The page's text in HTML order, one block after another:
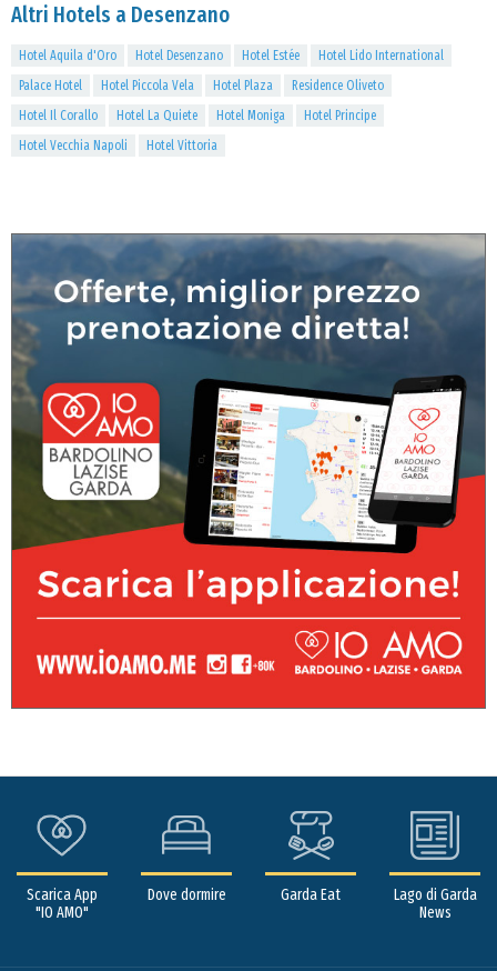
Altri Hotels a Desenzano
Hotel Aquila d'Oro Hotel Desenzano Hotel Estée
Hotel Lido International
Palace Hotel
Hotel Piccola Vela Hotel Plaza
Residence Oliveto
Hotel Il Corallo
Hotel La Quiete Hotel Moniga
Hotel Principe
Hotel Vecchia Napoli
Hotel Vittoria
Scarica App
"IO AMO"
Dove dormire Garda Eat
Lago di Garda
News